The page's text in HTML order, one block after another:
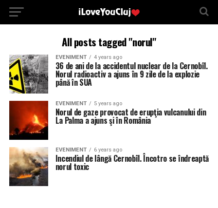
All posts tagged "norul"
EVENIMENT 4 years ago
36 de ani de la accidentul nuclear de la Cernobîl.
Norul radioactiv a ajuns în 9 zile de la explozie
până în SUA
EVENIMENT 5 years ago
Norul de gaze provocat de erupţia vulcanului din
La Palma a ajuns şi în România
EVENIMENT 6 years ago
Incendiul de lângă Cernobîl. Încotro se îndreaptă
norul toxic